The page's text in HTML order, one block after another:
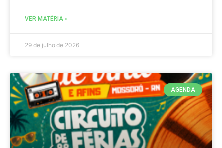
VER MATÉRIA »
29 de julho de 2026
AGENDA